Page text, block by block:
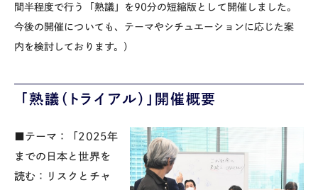
間半程度で行う「熟議」を90分の短縮版として開催しました。
今後の開催についても、テーマやシチュエーションに応じた案
内を検討しております。 ）
「熟議（トライアル）」開催概要
■テーマ：「2025年
までの日本と世界を
読む：リスクとチャ